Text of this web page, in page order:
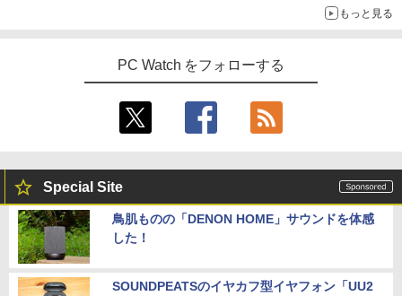
もっと見る
PC Watch をフォローする
Special Site
鳥肌ものの「DENON HOME」サウンドを体感
した！
SOUNDPEATSのイヤカフ型イヤフォン「UU2